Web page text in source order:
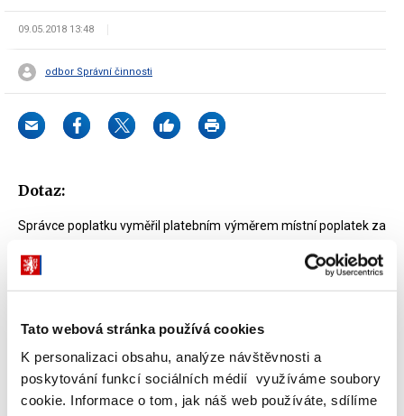
Tato webová stránka používá cookies
K personalizaci obsahu, analýze návštěvnosti a
poskytování funkcí sociálních médií využíváme soubory
cookie. Informace o tom, jak náš web používáte, sdílíme
09.05.2018 13:48
odbor Správní činnosti
Dotaz:
Správce poplatku vyměřil platebním výměrem místní poplatek za
využívání a odstraňování komunálních odpadů, který byl doručen
poplatníkovi na adresu jeho trvalého pobytu marným uplynutím
postupovat, jestliže následně zjistil, že poplatník zemřel, a to již v
roce předcházejícím kalendářnímu roku, za který mu byl místní
poplatek vyměřen?